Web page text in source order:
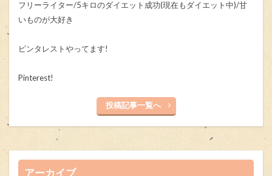
フリーライター/5キロのダイエット成功(現在もダイエット中)/甘
いものが大好き
ピンタレストやってます!
Pinterest!
投稿記事一覧へ
アーカイブ